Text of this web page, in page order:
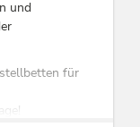
und
für